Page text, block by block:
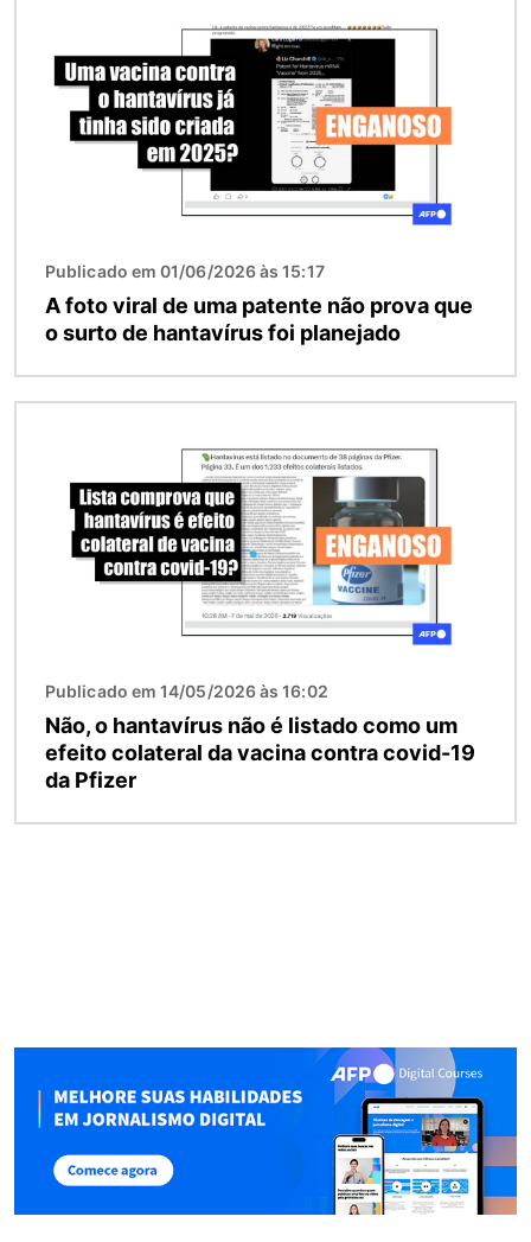
Publicado em 01/06/2026 às 15:17
A foto viral de uma patente não prova que
o surto de hantavírus foi planejado
Publicado em 14/05/2026 às 16:02
Não, o hantavírus não é listado como um
efeito colateral da vacina contra covid-19
da Pfizer